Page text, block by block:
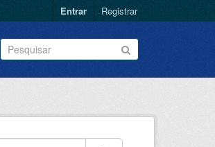
Entrar Registrar